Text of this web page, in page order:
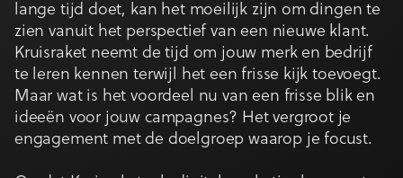
lange tijd doet, kan het moeilijk zijn om dingen te
zien vanuit het perspectief van een nieuwe klant.
Kruisraket neemt de tijd om jouw merk en bedrijf
te leren kennen terwijl het een frisse kijk toevoegt.
Maar wat is het voordeel nu van een frisse blik en
ideeën voor jouw campagnes? Het vergroot je
engagement met de doelgroep waarop je focust.